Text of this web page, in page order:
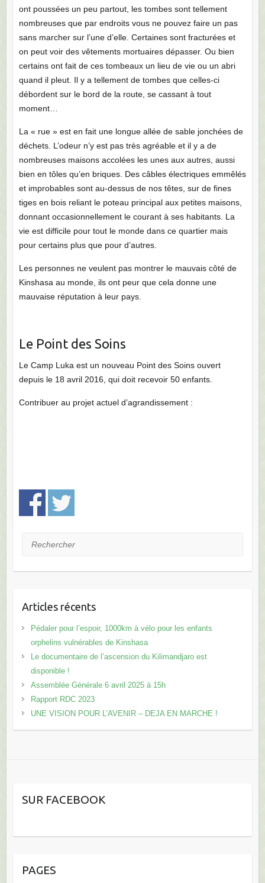
ont poussées un peu partout, les tombes sont tellement
nombreuses que par endroits vous ne pouvez faire un pas
sans marcher sur l’une d’elle. Certaines sont fracturées et
on peut voir des vêtements mortuaires dépasser. Ou bien
certains ont fait de ces tombeaux un lieu de vie ou un abri
quand il pleut. Il y a tellement de tombes que celles-ci
débordent sur le bord de la route, se cassant à tout
moment…
La « rue » est en fait une longue allée de sable jonchées de
déchets. L’odeur n’y est pas très agréable et il y a de
nombreuses maisons accolées les unes aux autres, aussi
bien en tôles qu’en briques. Des câbles électriques emmêlés
et improbables sont au-dessus de nos têtes, sur de fines
tiges en bois reliant le poteau principal aux petites maisons,
donnant occasionnellement le courant à ses habitants. La
vie est difficile pour tout le monde dans ce quartier mais
pour certains plus que pour d’autres.
Les personnes ne veulent pas montrer le mauvais côté de
Kinshasa au monde, ils ont peur que cela donne une
mauvaise réputation à leur pays.
Le Point des Soins
Le Camp Luka est un nouveau Point des Soins ouvert
depuis le 18 avril 2016, qui doit recevoir 50 enfants.
Contribuer au projet actuel d’agrandissement :
Rechercher
Articles récents
Pédaler pour l’espoir, 1000km à vélo pour les enfants
orphelins vulnérables de Kinshasa
Le documentaire de l’ascension du Kilimandjaro est
disponible !
Assemblée Générale 6 avril 2025 à 15h
Rapport RDC 2023
UNE VISION POUR L’AVENIR – DEJA EN MARCHE !
SUR FACEBOOK
PAGES